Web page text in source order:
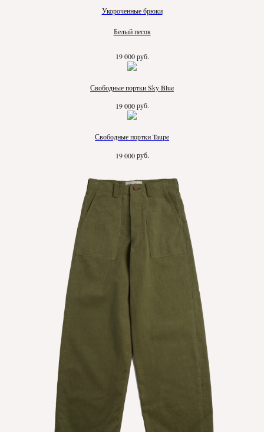
Укороченные брюки
Белый песок
19 000 руб.
Свободные портки Sky Blue
19 000 руб.
Свободные портки Taupe
19 000 руб.